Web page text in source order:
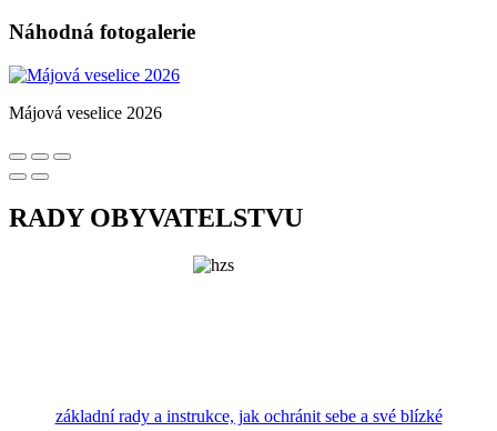
Náhodná fotogalerie
Májová veselice 2026
RADY OBYVATELSTVU
základní rady a instrukce, jak ochránit sebe a své blízké